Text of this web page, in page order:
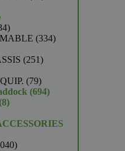
334
producten334334
251251
7979
producten
694694
88
22040